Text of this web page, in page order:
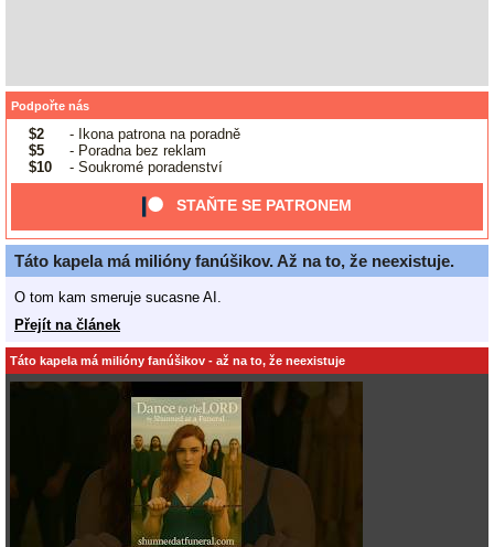
Podpořte nás
$2
- Ikona patrona na poradně
$5
- Poradna bez reklam
$10
- Soukromé poradenství
STAŇTE SE PATRONEM
Táto kapela má milióny fanúšikov. Až na to, že neexistuje.
O tom kam smeruje sucasne AI.
Přejít na článek
Táto kapela má milióny fanúšikov - až na to, že neexistuje